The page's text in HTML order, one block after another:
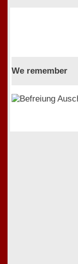
We remember